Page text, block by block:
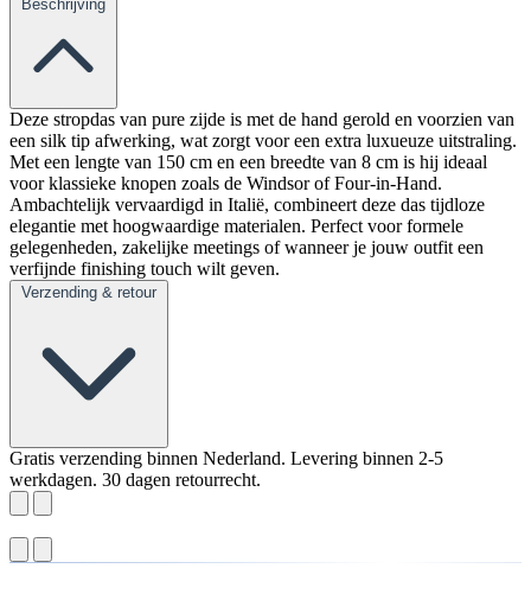
Beschrijving
Deze stropdas van pure zijde is met de hand gerold en voorzien van
een silk tip afwerking, wat zorgt voor een extra luxueuze uitstraling.
Met een lengte van 150 cm en een breedte van 8 cm is hij ideaal
voor klassieke knopen zoals de Windsor of Four-in-Hand.
Ambachtelijk vervaardigd in Italië, combineert deze das tijdloze
elegantie met hoogwaardige materialen. Perfect voor formele
gelegenheden, zakelijke meetings of wanneer je jouw outfit een
verfijnde finishing touch wilt geven.
Verzending & retour
Gratis verzending binnen Nederland. Levering binnen 2-5
werkdagen. 30 dagen retourrecht.